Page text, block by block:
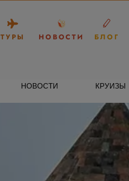
ТУРЫ НОВОСТИ БЛОГ
НОВОСТИ КРУИЗЫ